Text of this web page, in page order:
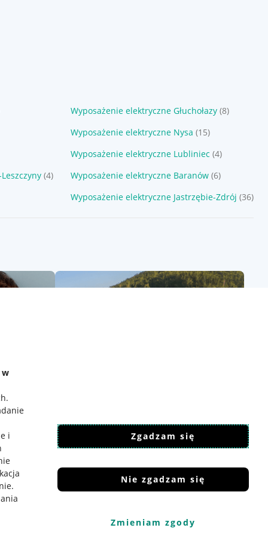
w
.
i
.
Zgadzam się
Nie zgadzam się
Zmieniam zgody
Wyposażenie elektryczne Głuchołazy (8)
Wyposażenie elektryczne Nysa (15)
Wyposażenie elektryczne Lubliniec (4)
(4) Wyposażenie elektryczne Baranów (6)
Wyposażenie elektryczne Jastrzębie-Zdrój (36)